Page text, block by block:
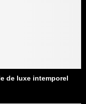
de luxe intemporel